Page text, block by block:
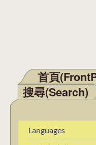
Main menu
首頁
搜尋(Search)
Languages